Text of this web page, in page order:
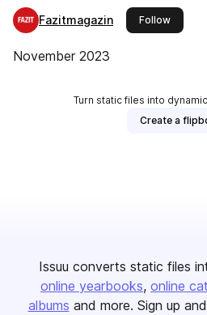
Fazitmagazin Followthis
November 2023
Turn static files into
Create a
Issuu converts static files
online yearbooks online
albums and more. Sign up and